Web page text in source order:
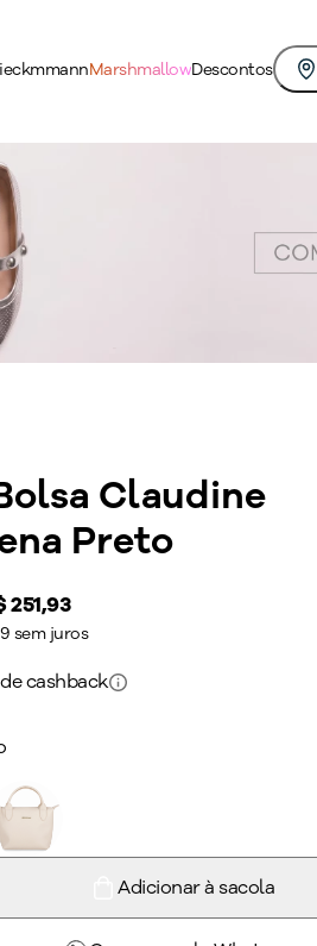
MarshmallowDescontos
Claudine
Preto
251,93
sem juros
cashback
Adicionar à sacola